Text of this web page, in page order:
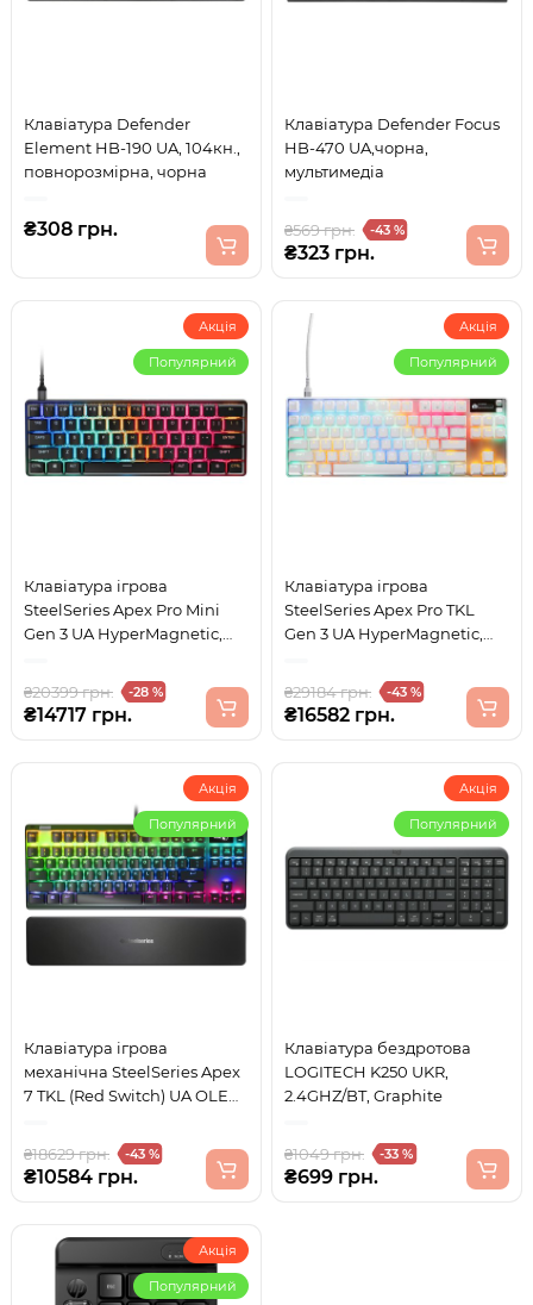
Клавіатура Defender
Element HB-190 UA, 104кн.,
повнорозмірна, чорна
₴308 грн.
Клавіатура Defender Focus
HB-470 UA,чорна,
мультимедіа
₴569 грн. -43 %
₴323 грн.
Акція
Популярний
Клавіатура ігрова
SteelSeries Apex Pro Mini
Gen 3 UA HyperMagnetic,
₴20399 грн.
-28 %
₴14717 грн.
Акція
Популярний
Клавіатура ігрова
SteelSeries Apex Pro TKL
Gen 3 UA HyperMagnetic,
₴29184 грн.
-43 %
₴16582 грн.
Акція
Популярний
Клавіатура ігрова
механічна SteelSeries Apex
7 TKL (Red Switch) UA OLED
₴18629 грн.
-43 %
₴10584 грн.
Акція
Популярний
Клавіатура бездротова
LOGITECH K250 UKR,
2.4GHZ/BT, Graphite
₴1049 грн. -33 %
₴699 грн.
Акція
Популярний